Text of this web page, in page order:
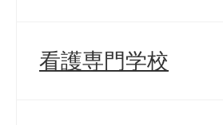
看護専門学校